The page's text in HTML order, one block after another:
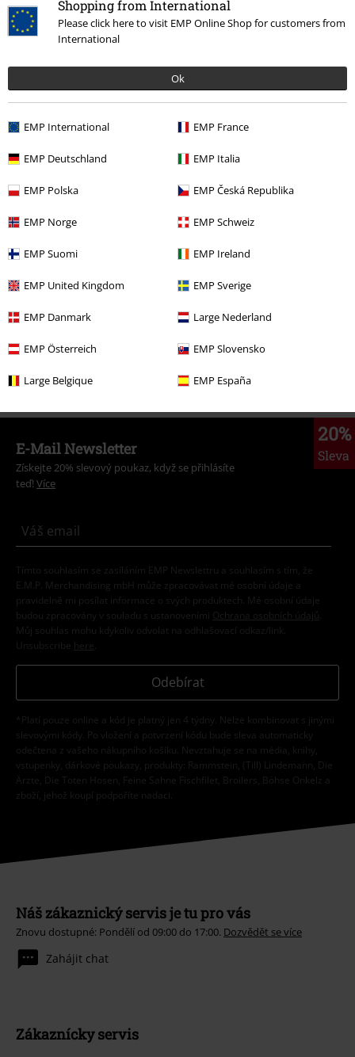
Shopping from International
Please click here to visit EMP Online Shop for customers from
International
Ok
EMP International EMP France
EMP Deutschland EMP Italia
EMP Polska EMP Česká Republika
EMP Norge EMP Schweiz
EMP Suomi EMP Ireland
EMP United Kingdom EMP Sverige
EMP Danmark Large Nederland
EMP Österreich EMP Slovensko
Large Belgique EMP España
More categories. More options.
20%
Sleva
E-Mail Newsletter
Získejte 20% slevový poukaz, když se přihlásíte
teď! Více
Tímto souhlasím se zasíláním EMP Newslettru a souhlasím s tím, že
E.M.P. Merchandising mbH může zpracovávat mé osobní údaje a
pravidelně mi posílat informace o svých produktech. Mé osobní údaje
budou zpracovány v souladu s ustanoveními
Ochrana osobních údajů
Můj souhlas mohu kdykoliv odvolat na odhlašovací odkaz/link.
Unsubscribe here
Odebírat
*Platí pouze online a kód je platný jen 4 týdny. Nelze kombinovat s jinými
slevovými kódy. Po vložení a potvrzení kódu bude sleva automaticky
odečtena z vašeho nákupního košíku. Nevztahuje se na média, knihy,
vstupenky, dárkové poukazy, produkty: Rammstein, (Till) Lindemann, Die
Ärzte, Die Toten Hosen, Feine Sahne Fischfilet, Broilers, Böhse Onkelz a
zboží, jehož koupí podpoříte nadaci.
Náš zákaznický servis je tu pro vás
Znovu dostupné: Pondělí od 09:00 do 17:00. Dozvědět se více
Zahájit chat
Zákaznícky servis